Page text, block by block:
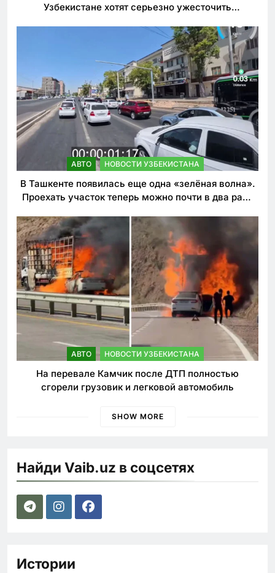
Узбекистане хотят серьезно ужесточить
АВТО НОВОСТИ УЗБЕКИСТАНА
В Ташкенте появилась еще одна «зелёная волна».
Проехать участок теперь можно почти в два раза
АВТО НОВОСТИ УЗБЕКИСТАНА
На перевале Камчик после ДТП полностью
сгорели грузовик и легковой автомобиль
SHOW MORE
Найди Vaib.uz в соцсетях
Истории